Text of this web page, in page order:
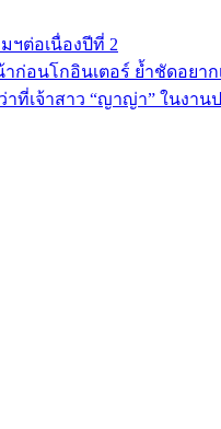
ฯต่อเนื่องปีที่ 2
ก่อนโกอินเตอร์ ย้ำชัดอยา
ที่เจ้าสาว “ญาญ่า” ในงาน